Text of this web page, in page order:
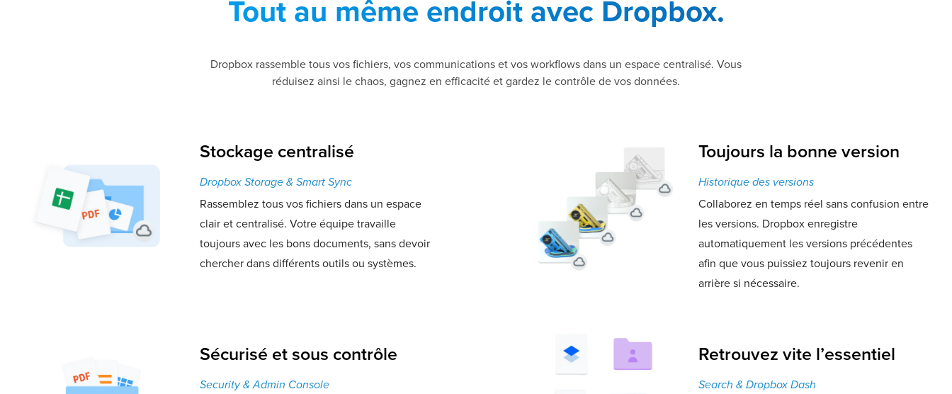
Tout au même endroit avec Dropbox.
Dropbox rassemble tous vos fichiers, vos communications et vos workflows dans un espace centralisé. Vous
réduisez ainsi le chaos, gagnez en efficacité et gardez le contrôle de vos données.
Stockage centralisé
Dropbox Storage & Smart Sync
Rassemblez tous vos fichiers dans un espace
clair et centralisé. Votre équipe travaille
toujours avec les bons documents, sans devoir
chercher dans différents outils ou systèmes.
Toujours la bonne version
Historique des versions
Collaborez en temps réel sans confusion entre
les versions. Dropbox enregistre
automatiquement les versions précédentes
afin que vous puissiez toujours revenir en
arrière si nécessaire.
Sécurisé et sous contrôle
Security & Admin Console
Retrouvez vite l’essentiel
Search & Dropbox Dash